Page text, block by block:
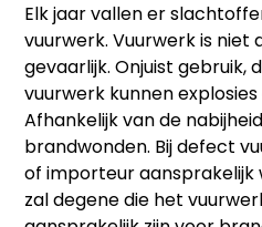
Elk jaar vallen er
vuurwerk. Vuurwerk is niet
gevaarlijk. Onjuist gebruik,
vuurwerk kunnen
Afhankelijk van de
brandwonden. Bij defect
of importeur aansprakelijk
zal degene die het